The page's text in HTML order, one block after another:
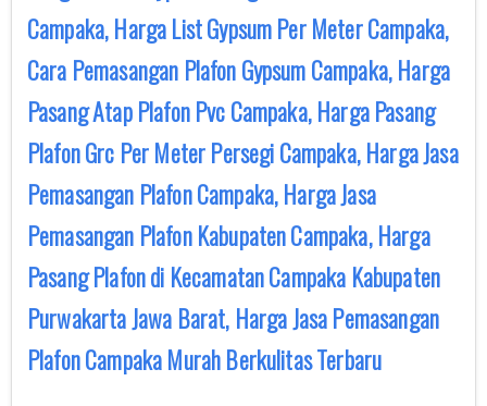
Campaka, Harga List Gypsum Per Meter Campaka,
Cara Pemasangan Plafon Gypsum Campaka, Harga
Pasang Atap Plafon Pvc Campaka, Harga Pasang
Plafon Grc Per Meter Persegi Campaka, Harga Jasa
Pemasangan Plafon Campaka, Harga Jasa
Pemasangan Plafon Kabupaten Campaka, Harga
Pasang Plafon di Kecamatan Campaka Kabupaten
Purwakarta Jawa Barat, Harga Jasa Pemasangan
Plafon Campaka Murah Berkulitas Terbaru